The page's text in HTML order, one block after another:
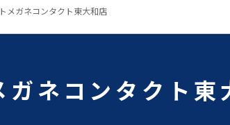
メガネコンタクト東大和店
ネコンタクト東